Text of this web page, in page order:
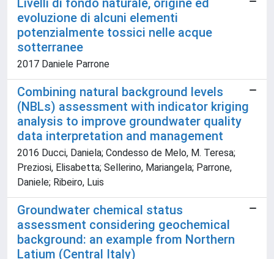
Livelli di fondo naturale, origine ed
evoluzione di alcuni elementi
potenzialmente tossici nelle acque
sotterranee
2017 Daniele Parrone
Combining natural background levels
(NBLs) assessment with indicator kriging
analysis to improve groundwater quality
data interpretation and management
2016 Ducci, Daniela; Condesso de Melo, M. Teresa;
Preziosi, Elisabetta; Sellerino, Mariangela; Parrone,
Daniele; Ribeiro, Luis
Groundwater chemical status
assessment considering geochemical
background: an example from Northern
Latium (Central Italy)